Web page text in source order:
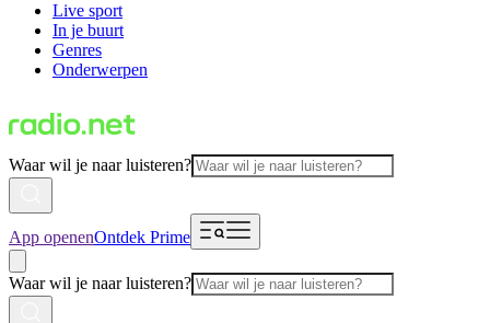
Live sport
In je buurt
Genres
Onderwerpen
Waar wil je naar luisteren?
App openenOntdek Prime
Waar wil je naar luisteren?